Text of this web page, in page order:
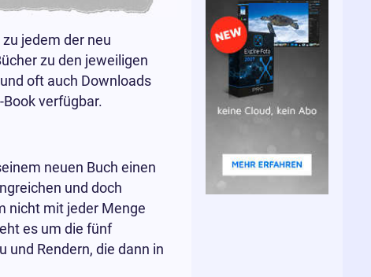
jedem der neu
zu den jeweiligen
oft auch Downloads
verfügbar.
neuen Buch einen
und doch
nicht mit jeder Menge
es um die fünf
und Rendern, die dann in